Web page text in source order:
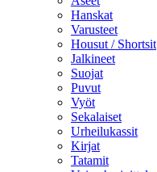
Hanskat
Varusteet
Housut / Shortsit
Jalkineet
Suojat
Puvut
Vyöt
Sekalaiset
Urheilukassit
Kirjat
Tatamit